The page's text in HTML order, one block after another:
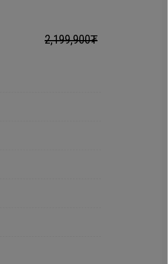
2,199,900₮